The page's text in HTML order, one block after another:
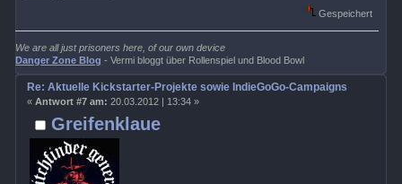
Gespeichert
We are all just prisoners here, of our own device
Danger Zone Blog - Vermi bloggt über Rollenspiel und Blood Bowl
Greifenklaue
Re: Aktuelle Kickstarter-Projekte sowie IndieGoGo-Campaigns
« Antwort #7 am: 20.03.2012 | 13:34 »